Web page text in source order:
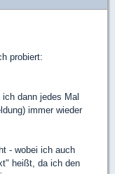
probiert:
dann jedes Mal
immer wieder
- wobei ich auch
heißt, da ich den